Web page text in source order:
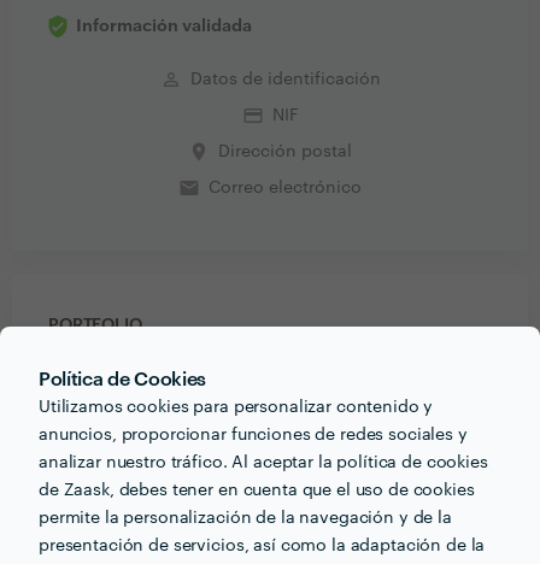
Política de Cookies
Utilizamos cookies para personalizar contenido y
anuncios, proporcionar funciones de redes sociales y
analizar nuestro tráfico. Al aceptar la política de cookies
de Zaask, debes tener en cuenta que el uso de cookies
permite la personalización de la navegación y de la
presentación de servicios, así como la adaptación de la
Información validada
perm_identity Datos de identificación
credit_card NIF
place Dirección postal
email Correo electrónico
PORTFOLIO